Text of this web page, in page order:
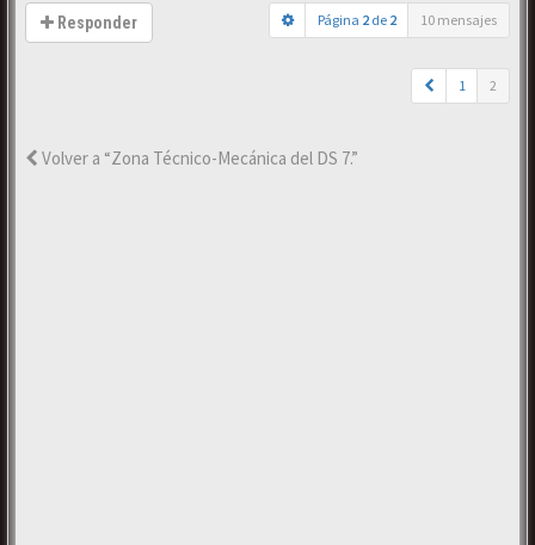
Responder Página 2 de 2 10 mensajes
1 2
Volver a “Zona Técnico-Mecánica del DS 7.”